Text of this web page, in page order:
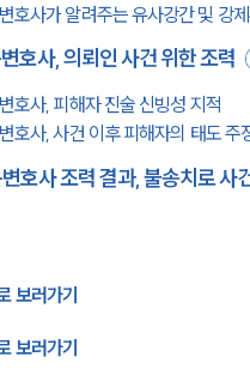
호사가 알려주는 유사강간 및 강
호사, 의뢰인 사건 위한 조력
호사, 피해자 진술 신빙성 지적
호사, 사건 이후 피해자의 태도 주
호사 조력 결과, 불송치로 사
보러가기
보러가기